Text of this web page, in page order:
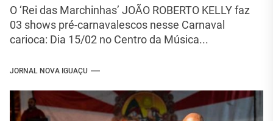
O ‘Rei das Marchinhas’ JOÃO ROBERTO KELLY faz
03 shows pré-carnavalescos nesse Carnaval
carioca: Dia 15/02 no Centro da Música...
JORNAL NOVA IGUAÇU